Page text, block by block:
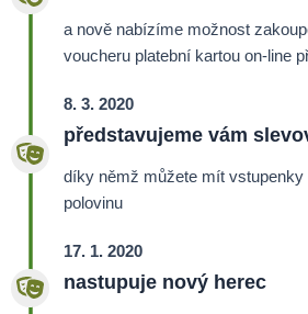
a nově nabízíme možnost
voucheru platební kartou on-line
8. 3. 2020
představujeme vám
díky němž můžete mít vstupenky
polovinu
17. 1. 2020
nastupuje nový herec